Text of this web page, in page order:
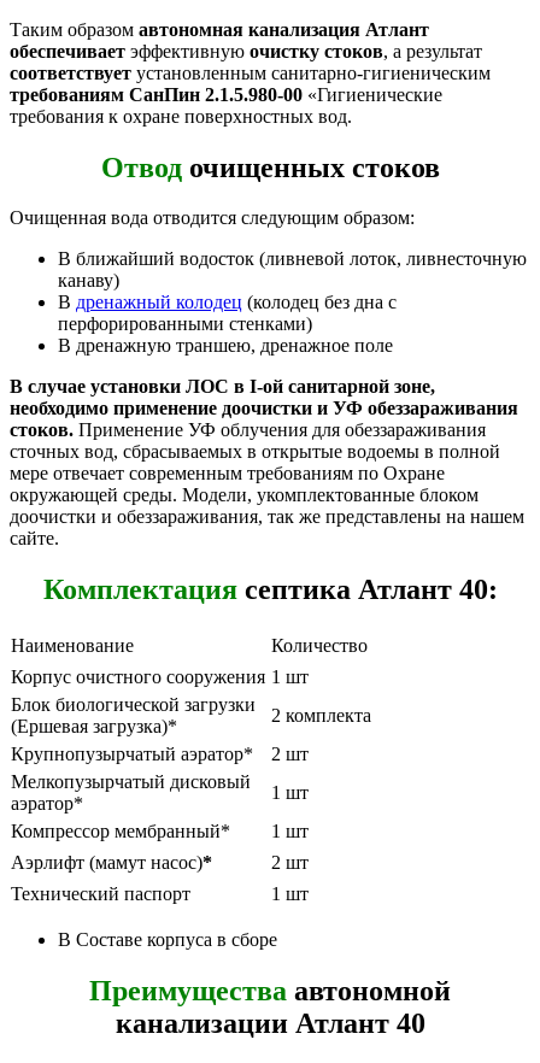
Таким образом автономная канализация Атлант
обеспечивает эффективную очистку стоков, а результат
соответствует установленным санитарно-гигиеническим
требованиям СанПин 2.1.5.980-00 «Гигиенические
требования к охране поверхностных вод.
Отводочищенных стоков
Очищенная вода отводится следующим образом:
В ближайший водосток (ливневой лоток, ливнесточную
канаву)
В дренажный колодец (колодец без дна с
перфорированными стенками)
В дренажную траншею, дренажное поле
В случае установки ЛОС в I-ой санитарной зоне,
необходимо применение доочистки и УФ обеззараживания
стоков. Применение УФ облучения для обеззараживания
сточных вод, сбрасываемых в открытые водоемы в полной
мере отвечает современным требованиям по Охране
окружающей среды. Модели, укомплектованные блоком
доочистки и обеззараживания, так же представлены на нашем
сайте.
Комплектациясептика Атлант 40:
Наименование
Количество
Корпус очистного сооружения 1 шт
Блок биологической загрузки
(Ершевая загрузка)*
2 комплекта
Крупнопузырчатый аэратор*
2 шт
Мелкопузырчатый дисковый
аэратор*
1 шт
Компрессор мембранный*
1 шт
Аэрлифт (мамут насос)*
2 шт
Технический паспорт
1 шт
В Составе корпуса в сборе
Преимущества автономной
канализации Атлант 40